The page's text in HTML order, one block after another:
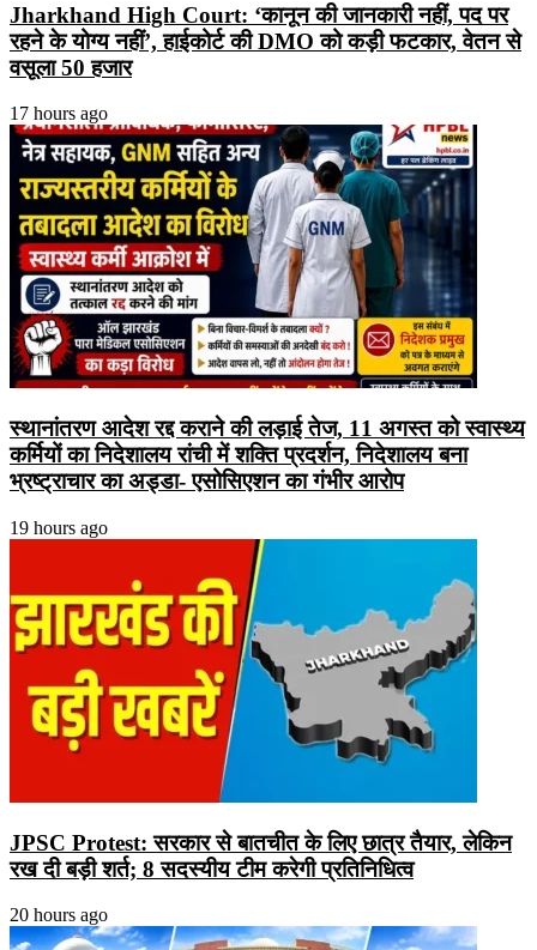
Jharkhand High Court: ‘कानून की जानकारी नहीं, पद पर
रहने के योग्य नहीं’, हाईकोर्ट की DMO को कड़ी फटकार, वेतन से
वसूला 50 हजार
17 hours ago
स्थानांतरण आदेश रद्द कराने की लड़ाई तेज, 11 अगस्त को स्वास्थ्य
कर्मियों का निदेशालय रांची में शक्ति प्रदर्शन, निदेशालय बना
भ्रष्ट्राचार का अड्डा- एसोसिएशन का गंभीर आरोप
19 hours ago
JPSC Protest: सरकार से बातचीत के लिए छात्र तैयार, लेकिन
रख दी बड़ी शर्त; 8 सदस्यीय टीम करेगी प्रतिनिधित्व
20 hours ago